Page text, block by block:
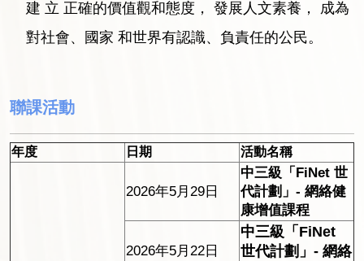
建 立 正確的價值觀和態度， 發展人文素養， 成為
對社會、國家 和世界有認識、負責任的公民。
聯課活動
年度 日期 活動名稱
2026年5月29日
中三級「FiNet 世
代計劃」- 網絡健
康增值課程
2026年5月22日
中三級「FiNet
世代計劃」- 網絡